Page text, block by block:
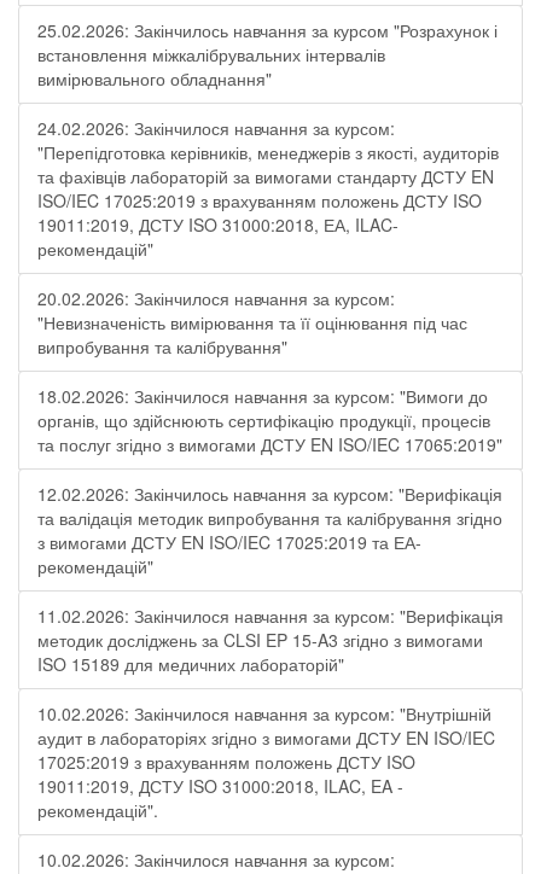
25.02.2026: Закінчилось навчання за курсом "Розрахунок і
встановлення міжкалібрувальних інтервалів
вимірювального обладнання"
24.02.2026: Закінчилося навчання за курсом:
"Перепідготовка керівників, менеджерів з якості, аудиторів
та фахівців лабораторій за вимогами стандарту ДСТУ EN
ISO/IEC 17025:2019 з врахуванням положень ДСТУ ISO
19011:2019, ДСТУ ISO 31000:2018, ЕА, ILAC-
рекомендацій"
20.02.2026: Закінчилося навчання за курсом:
"Невизначеність вимірювання та її оцінювання під час
випробування та калібрування"
18.02.2026: Закінчилося навчання за курсом: "Вимоги до
органів, що здійснюють сертифікацію продукції, процесів
та послуг згідно з вимогами ДСТУ EN ISO/IEC 17065:2019"
12.02.2026: Закінчилось навчання за курсом: "Верифікація
та валідація методик випробування та калібрування згідно
з вимогами ДСТУ EN ISO/IEC 17025:2019 та ЕА-
рекомендацій"
11.02.2026: Закінчилося навчання за курсом: "Верифікація
методик досліджень за CLSI EP 15-A3 згідно з вимогами
ISO 15189 для медичних лабораторій"
10.02.2026: Закінчилося навчання за курсом: "Внутрішній
аудит в лабораторіях згідно з вимогами ДСТУ EN ISO/IEC
17025:2019 з врахуванням положень ДСТУ ISO
19011:2019, ДСТУ ISO 31000:2018, ILAC, EA -
рекомендацій".
10.02.2026: Закінчилося навчання за курсом: